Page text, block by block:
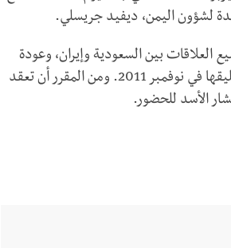
لشؤون اليمن، ديفيد جريسلي.
العلاقات بين السعودية وإيران، وعودة
سوريا إلى جامعة الدول العربية في وقت سابق من هذا الشهر بعد تعليقها في نوفمبر 2011. ومن المقرر أن تعقد
الأسد للحضور.